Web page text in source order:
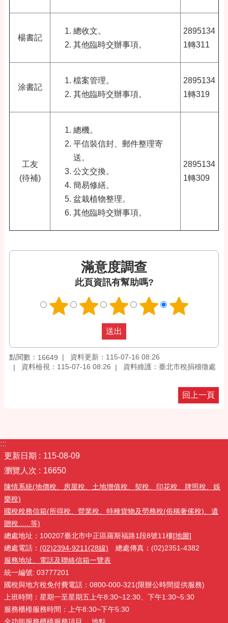
楊書記
總收文。
其他臨時交辦事項。
2895134
1轉311
涂書記
檔案管理。
其他臨時交辦事項。
2895134
1轉319
工友
(待補)
總機。
平信裝信封、郵件整理寄
送。
公文交換。
簡易修繕。
盆栽植物整理。
其他臨時交辦事項。
2895134
1轉309
滿意度調查
此頁資訊有幫助嗎?
點閱數： 16649
資料更新：115-07-16 08:26
資料檢視：115-07-16 08:26
資料維護：臺北市稅捐稽徵處
回上一頁
:::
更新日期
115-08-09
瀏覽人次
16650
陳情系統(地價稅、房屋稅、土地增值稅、契稅、印花稅、牌照稅、娛
樂稅)
國稅稅務信箱(所得稅、營業稅、特種貨物及勞務稅(俗稱奢侈稅)、遺
贈稅......等)
總處地址：100207臺北市中正區羅斯福路1段8號11樓[地圖]
總處電話： (02)2394-9211(28線) 總處傳真：(02)2351-4382
服務地址、電話及聯絡信箱一覽表
統一編號: 03777201
國稅與地方稅免付費電話：0800-000-321(限辦公時間提供服務)
上班時間：星期一至星期五上午8:30~12:30、下午1:30~5:30
服務櫃檯服務時間：上午8:30~下午5:30